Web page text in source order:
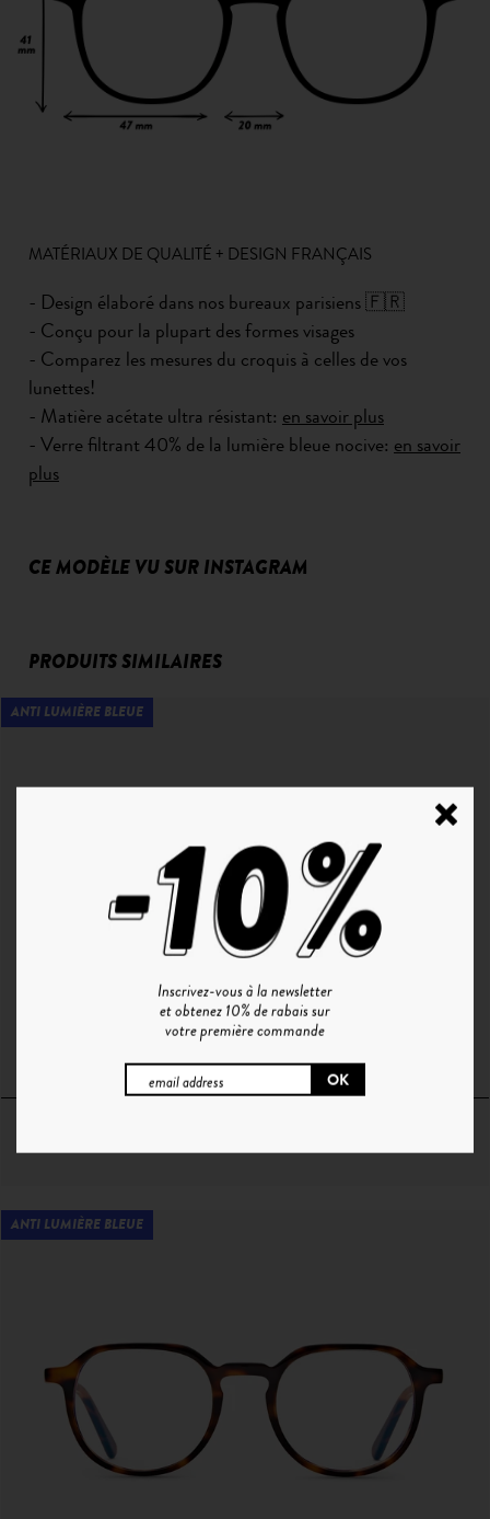
MATÉRIAUX DE QUALITÉ + DESIGN FRANÇAIS
- Design élaboré dans nos bureaux parisiens 🇫🇷
- Conçu pour la plupart des formes visages
- Comparez les mesures du croquis à celles de vos
lunettes!
- Matière acétate ultra résistant: en savoir plus
- Verre filtrant 40% de la lumière bleue nocive: en savoir
plus
CE MODÈLE VU SUR INSTAGRAM
PRODUITS SIMILAIRES
ANTI LUMIÈRE BLEUE
ANTI LUMIÈRE BLEUE
Inscrivez-vous à la newsletter
et obtenez 10% de rabais sur
votre première commande